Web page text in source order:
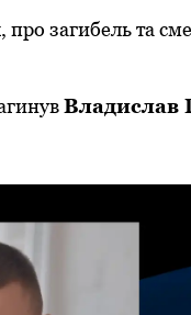
прo загибель та
Владислав